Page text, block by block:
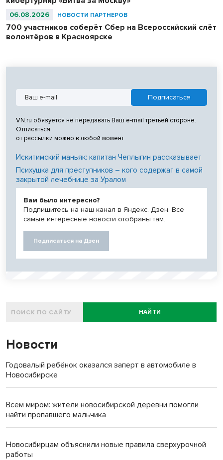
06.08.2026 НОВОСТИ ПАРТНЕРОВ
700 участников соберёт Сбер на Всероссийский слёт
волонтёров в Красноярске
VN.ru обязуется не передавать Ваш e-mail третьей стороне.
Отписаться
от рассылки можно в любой момент
Искитимский маньяк: капитан Чеплыгин рассказывает
Психушка для преступников – кого содержат в самой
закрытой лечебнице за Уралом
Вам было интересно?
Подпишитесь на наш канал в Яндекс. Дзен. Все
самые интересные новости отобраны там.
Подписаться на Дзен
НАЙТИ
Новости
Годовалый ребёнок оказался заперт в автомобиле в
Новосибирске
Всем миром: жители новосибирской деревни помогли
найти пропавшего мальчика
Новосибирцам объяснили новые правила сверхурочной
работы